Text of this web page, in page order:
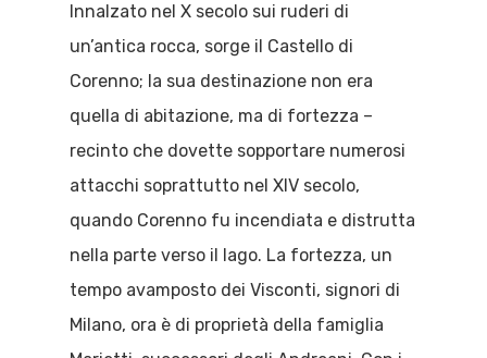
Innalzato nel X secolo sui ruderi di
un’antica rocca, sorge il Castello di
Corenno; la sua destinazione non era
quella di abitazione, ma di fortezza –
recinto che dovette sopportare numerosi
attacchi soprattutto nel XIV secolo,
quando Corenno fu incendiata e distrutta
nella parte verso il lago. La fortezza, un
tempo avamposto dei Visconti, signori di
Milano, ora è di proprietà della famiglia